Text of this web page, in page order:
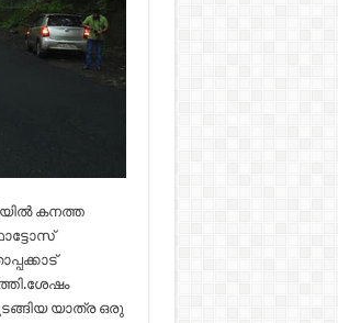
കനത്ത
യാത്ര ഒരു